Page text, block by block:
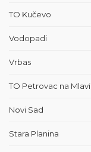
TO Kučevo
Vodopadi
Vrbas
TO Petrovac na Mlavi
Novi Sad
Stara Planina